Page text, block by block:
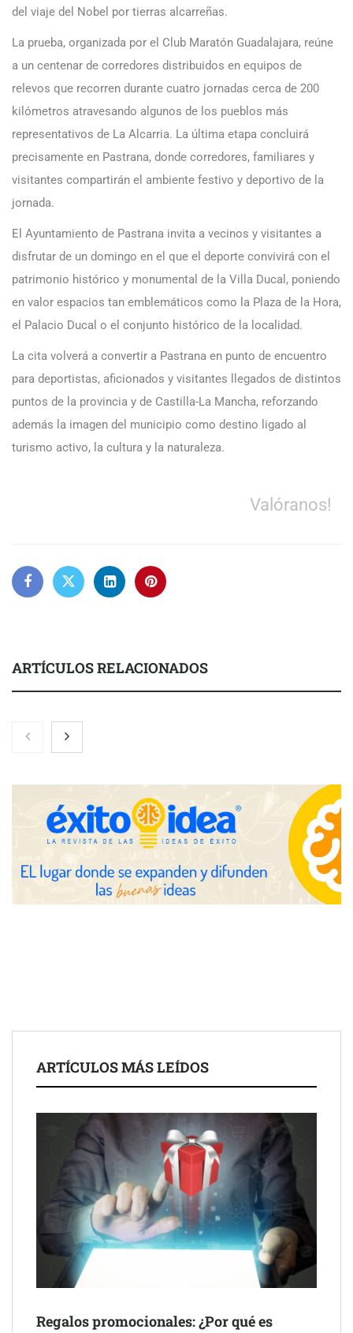
del viaje del Nobel por tierras alcarreñas.
La prueba, organizada por el Club Maratón Guadalajara, reúne
a un centenar de corredores distribuidos en equipos de
relevos que recorren durante cuatro jornadas cerca de 200
kilómetros atravesando algunos de los pueblos más
representativos de La Alcarria. La última etapa concluirá
precisamente en Pastrana, donde corredores, familiares y
visitantes compartirán el ambiente festivo y deportivo de la
jornada.
El Ayuntamiento de Pastrana invita a vecinos y visitantes a
disfrutar de un domingo en el que el deporte convivirá con el
patrimonio histórico y monumental de la Villa Ducal, poniendo
en valor espacios tan emblemáticos como la Plaza de la Hora,
el Palacio Ducal o el conjunto histórico de la localidad.
La cita volverá a convertir a Pastrana en punto de encuentro
para deportistas, aficionados y visitantes llegados de distintos
puntos de la provincia y de Castilla-La Mancha, reforzando
además la imagen del municipio como destino ligado al
turismo activo, la cultura y la naturaleza.
Valóranos!
ARTÍCULOS RELACIONADOS
Nicols presenta seis modelos de anillos de compromiso para el
eclipse solar del 12 de agosto
Zoomex mejora su Strategy Center con herramientas
avanzadas para trading estratégico
COMPALISS de LYSOTRIC: cuando un solo producto multiplica
las posibilidades del salón profesional
Schaeffler mejora su rentabilidad en el primer semestre de 2026
NOVA: innovación y diseño que transforman espacios de la
mano de Tormo Franquicias
ARTÍCULOS MÁS LEÍDOS
Regalos promocionales: ¿Por qué es